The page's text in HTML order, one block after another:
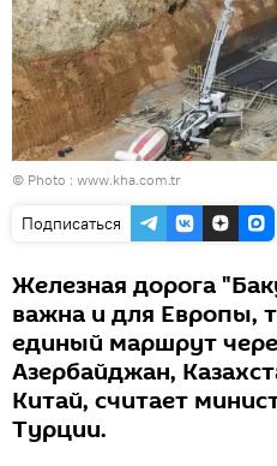
© Photo : www.kha.com.tr
Подписаться
Железная дорога
важна и для Европы,
единый маршрут
Азербайджан,
Китай, считает
Турции.